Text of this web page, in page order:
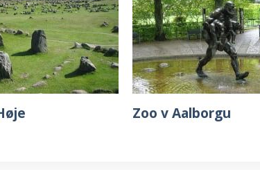
Zoo v Aalborgu